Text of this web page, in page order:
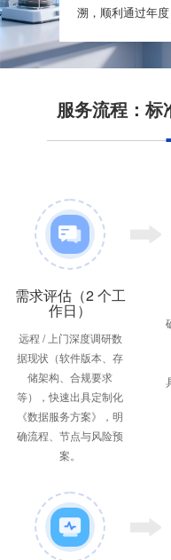
溯，顺利通过年度
服务流程：标
需求评估（2 个工
作日）
远程 / 上门深度调研数
据现状（软件版本、存
储架构、合规要求
等），快速出具定制化
《数据服务方案》，明
确流程、节点与风险预
案。